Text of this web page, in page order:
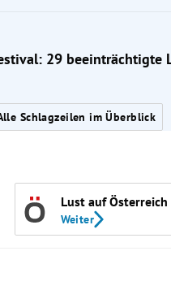
stärkste Hitzewelle, die
29 beeinträchtigte
Schlagzeilen im Überblick
Lust auf Österreich
Weiter